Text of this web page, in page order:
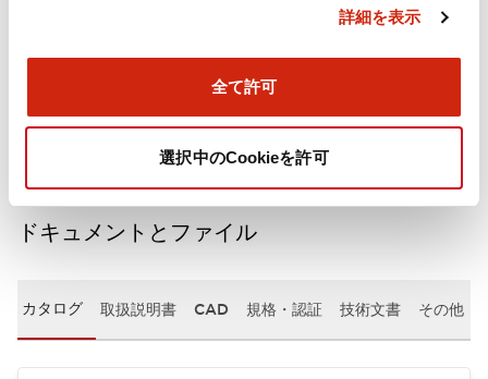
詳細を表示
全て許可
選択中のCookieを許可
ドキュメントとファイル
カタログ 取扱説明書 CAD 規格・認証 技術文書 その他